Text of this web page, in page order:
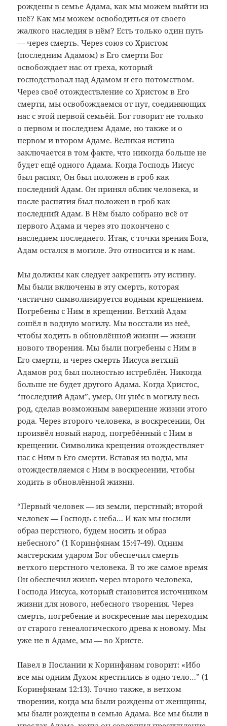
рождены в семье Адама, как мы можем выйти из
неё? Как мы можем освободиться от своего
жалкого наследия в нём? Есть только один путь
— через смерть. Через союз со Христом
(последним Адамом) в Его смерти Бог
освобождает нас от греха, который
господствовал над Адамом и его потомством.
Через своё отождествление со Христом в Его
смерти, мы освобождаемся от пут, соединяющих
нас с этой первой семьёй. Бог говорит не только
о первом и последнем Адаме, но также и о
первом и втором Адаме. Великая истина
заключается в том факте, что никогда больше не
будет ещё одного Адама. Когда Господь Иисус
был распят, Он был положен в гроб как
последний Адам. Он принял облик человека, и
после распятия был положен в гроб как
последний Адам. В Нём было собрано всё от
первого Адама и через это покончено с
наследием последнего. Итак, с точки зрения Бога,
Адам остался в могиле. Это относится и к нам.
Мы должны как следует закрепить эту истину.
Мы были включены в эту смерть, которая
частично символизируется водным крещением.
Погребены с Ним в крещении. Ветхий Адам
сошёл в водную могилу. Мы восстали из неё,
чтобы ходить в обновлённой жизни — жизни
нового творения. Мы были погребены с Ним в
Его смерти, и через смерть Иисуса ветхий
Адамов род был полностью истреблён. Никогда
больше не будет другого Адама. Когда Христос,
“последний Адам”, умер, Он унёс в могилу весь
род, сделав возможным завершение жизни этого
рода. Через второго человека, в воскресении, Он
произвёл новый народ, погребённый с Ним в
крещении. Символика крещения отождествляет
нас с Ним в Его смерти. Вставая из воды, мы
отождествляемся с Ним в воскресении, чтобы
ходить в обновлённой жизни.
“Первый человек — из земли, перстный; второй
человек — Господь с неба… И как мы носили
образ перстного, будем носить и образ
небесного” (1 Коринфянам 15:47-49). Одним
мастерским ударом Бог обеспечил смерть
ветхого перстного человека. В то же самое время
Он обеспечил жизнь через второго человека,
Господа Иисуса, который становится источником
жизни для нового, небесного творения. Через
смерть, погребение и воскресение мы переходим
от старого генеалогического древа к новому. Мы
уже не в Адаме, мы — во Христе.
Павел в Послании к Коринфянам говорит: «Ибо
все мы одним Духом крестились в одно тело…” (1
Коринфянам 12:13). Точно также, в ветхом
творении, когда мы были рождены от женщины,
мы были рождены в семью Адама. Все мы были в